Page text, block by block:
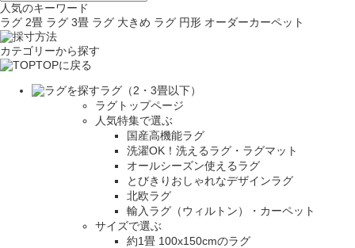
人気のキーワード
ラグ 2畳 ラグ 3畳 ラグ 大きめ ラグ 円形 オーダーカーペット
カテゴリーから探す
TOPに戻る
ラグ（2・3畳以下）
ラグトップページ
人気特集で選ぶ
国産高機能ラグ
洗濯OK！洗えるラグ・ラグマット
オールシーズン使えるラグ
とびきりおしゃれなデザインラグ
北欧ラグ
輸入ラグ（ウィルトン）・カーペット
サイズで選ぶ
約1畳 100x150cmのラグ